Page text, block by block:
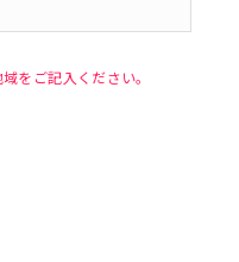
をご記入ください。